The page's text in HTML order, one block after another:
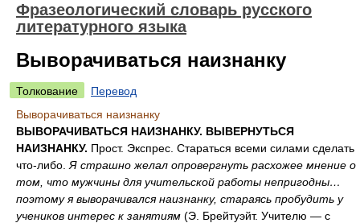
Фразеологический словарь русского
литературного языка
Выворачиваться наизнанку
Толкование
Перевод
Выворачиваться наизнанку
ВЫВОРАЧИВАТЬСЯ НАИЗНАНКУ. ВЫВЕРНУТЬСЯ
НАИЗНАНКУ. Прост. Экспрес. Стараться всеми силами сделать
что-либо. Я страшно желал опровергнуть расхожее мнение о
том, что мужчины для учительской работы непригодны…
поэтому я выворачивался наизнанку, стараясь пробудить у
учеников интерес к занятиям (Э. Брейтуэйт. Учителю — с